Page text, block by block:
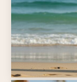
Boho-
stilvoll
BOHO STYLE